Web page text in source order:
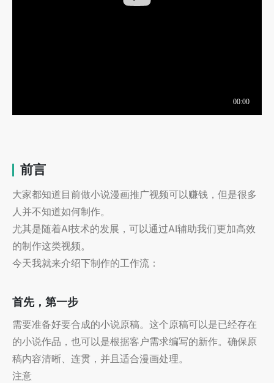
前言
大家都知道目前做小说漫画推广视频可以赚钱，但是很多
人并不知道如何制作。
尤其是随着AI技术的发展，可以通过AI辅助我们更加高效
的制作这类视频。
今天我就来介绍下制作的工作流：
首先，第一步
需要准备好要合成的小说原稿。这个原稿可以是已经存在
的小说作品，也可以是根据客户需求编写的新作。确保原
稿内容清晰、连贯，并且适合漫画处理。
注意